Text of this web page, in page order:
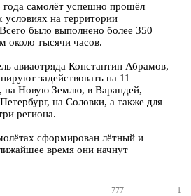
самолёт успешно прошёл
условиях на территории
было выполнено более 350
около тысячи часов.
авиаотряда Константин Абрамов,
задействовать на 11
Новую Землю, в Варандей,
на Соловки, а также для
региона.
сформирован лётный и
время они начнут
777 1